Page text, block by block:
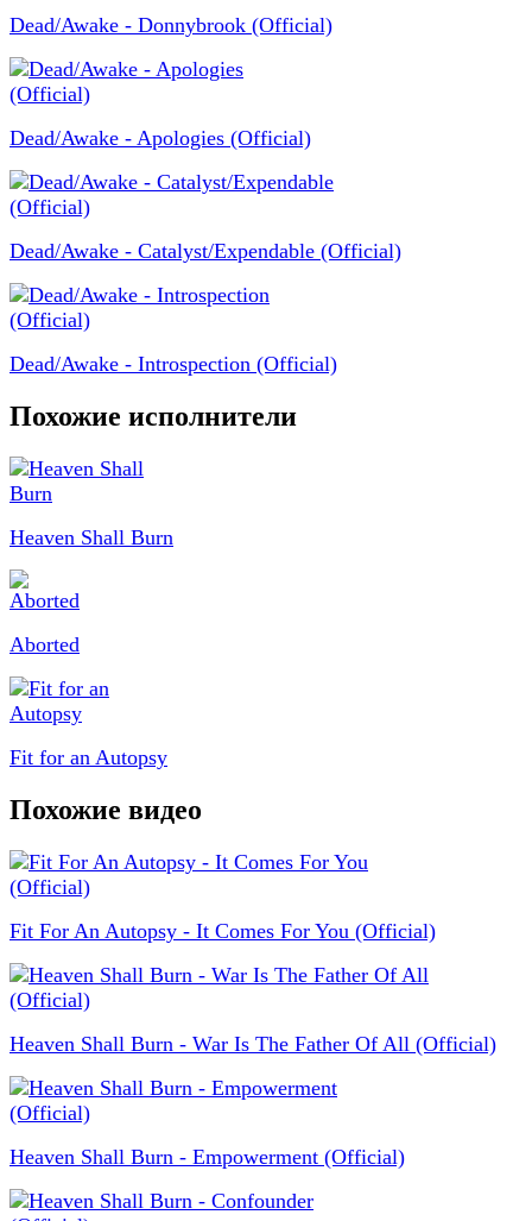
Dead/Awake - Donnybrook (Official)
Dead/Awake - Apologies (Official)
Dead/Awake - Catalyst/Expendable (Official)
Dead/Awake - Introspection (Official)
Похожие исполнители
Heaven Shall Burn
Aborted
Fit for an Autopsy
Похожие видео
Fit For An Autopsy - It Comes For You (Official)
Heaven Shall Burn - War Is The Father Of All (Official)
Heaven Shall Burn - Empowerment (Official)